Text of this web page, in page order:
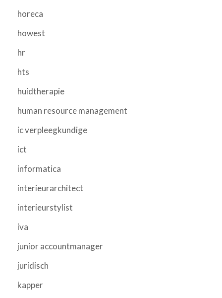
horeca
howest
hr
hts
huidtherapie
human resource management
ic verpleegkundige
ict
informatica
interieurarchitect
interieurstylist
iva
junior accountmanager
juridisch
kapper